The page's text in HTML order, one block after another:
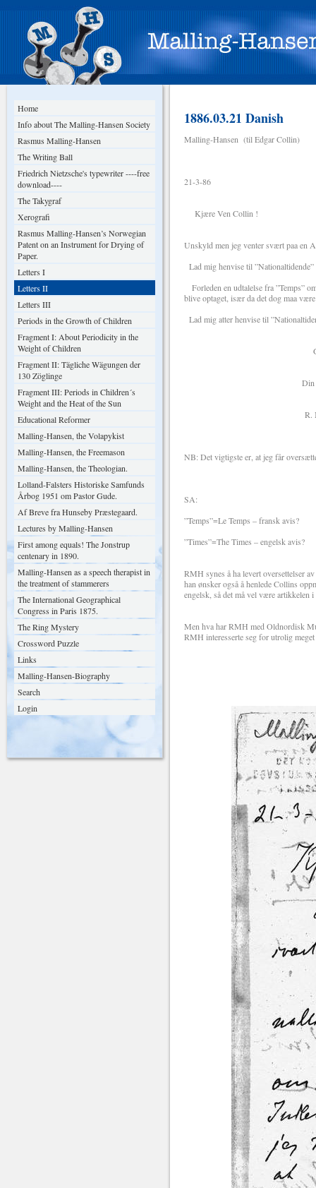
Home
Info about The Malling-Hansen Society
Rasmus Malling-Hansen
The Writing Ball
Friedrich Nietzsche's typewriter ----free
download----
The Takygraf
Xerografi
Rasmus Malling-Hansen’s Norwegian
Patent on an Instrument for Drying of
Paper.
Letters I
Letters II
Letters III
Periods in the Growth of Children
Fragment I: About Periodicity in the
Weight of Children
Fragment II: Tägliche Wägungen der
130 Zöglinge
Fragment III: Periods in Children´s
Weight and the Heat of the Sun
Educational Reformer
Malling-Hansen, the Volapykist
Malling-Hansen, the Freemason
Malling-Hansen, the Theologian.
Lolland-Falsters Historiske Samfunds
Årbog 1951 om Pastor Gude.
Af Breve fra Hunseby Præstegaard.
Lectures by Malling-Hansen
First among equals! The Jonstrup
centenary in 1890.
Malling-Hansen as a speech therapist in
the treatment of stammerers
The International Geographical
Congress in Paris 1875.
The Ring Mystery
Crossword Puzzle
Links
Malling-Hansen-Biography
Search
Login
1886.03.21 Danish
Malling-Hansen (til Edgar Collin)
21-3-86
Kjære Ven Collin !
Unskyld men jeg venter svært paa en
Lad mig henvise til ”Nationaltidende”
Forleden en udtalelse fra ”Temps”
blive optaget, især da det dog maa
Lad mig atter henvise til
God
Din ærbødigste
R. Malling-
NB: Det vigtigste er, at jeg får
SA:
”Temps”=Le Temps – fransk avis?
”Times”=The Times – engelsk avis?
RMH synes å ha levert oversettelser
han ønsker også å henlede Collins
engelsk, så det må vel være artikkelen
Men hva har RMH med Oldnordisk
RMH interesserte seg for utrolig